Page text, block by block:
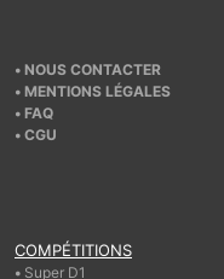
NOUS CONTACTER
MENTIONS LÉGALES
FAQ
CGU
COMPÉTITIONS
Super D1